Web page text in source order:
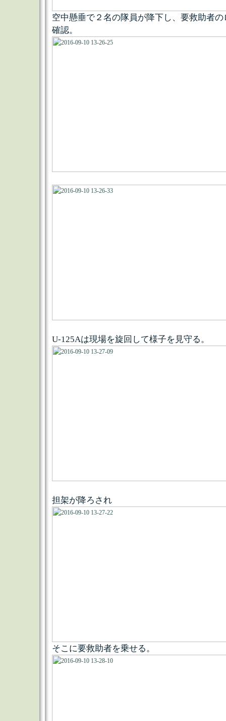
空中懸垂で２名の隊員が降下し、要救助者
確認。
U-125Aは現場を旋回して様子を見守る。
担架が降ろされ
そこに要救助者を乗せる。